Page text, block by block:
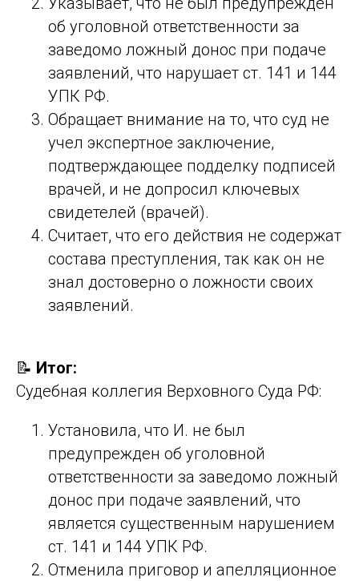
об уголовной ответственности за
заведомо ложный донос при подаче
заявлений, что нарушает ст. 141 и 144
УПК РФ.
Обращает внимание на то, что суд не
учел экспертное заключение,
подтверждающее подделку подписей
врачей, и не допросил ключевых
свидетелей (врачей).
Считает, что его действия не содержат
состава преступления, так как он не
знал достоверно о ложности своих
заявлений.
📝 Итог:
Судебная коллегия Верховного Суда РФ:
Установила, что И. не был
предупрежден об уголовной
ответственности за заведомо ложный
донос при подаче заявлений, что
является существенным нарушением
ст. 141 и 144 УПК РФ.
Отменила приговор и апелляционное